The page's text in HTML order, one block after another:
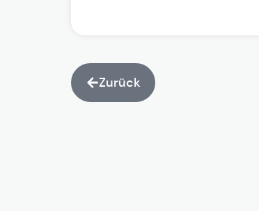
Zurück